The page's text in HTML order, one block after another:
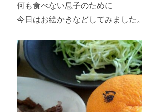
何も食べない息子のために
今日はお絵かきなどしてみました。